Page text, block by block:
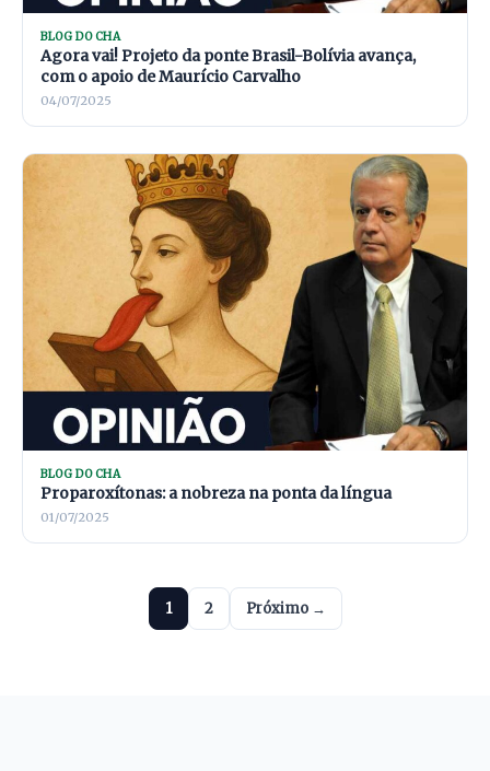
BLOG DO CHA
Agora vai! Projeto da ponte Brasil-Bolívia avança,
com o apoio de Maurício Carvalho
04/07/2025
BLOG DO CHA
Proparoxítonas: a nobreza na ponta da língua
01/07/2025
1 2 Próximo →